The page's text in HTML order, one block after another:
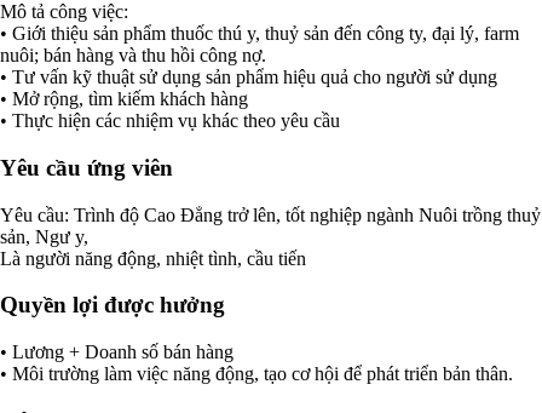
Mô tả công việc:
• Giới thiệu sản phẩm thuốc thú y, thuỷ sản đến công ty, đại lý, farm
nuôi; bán hàng và thu hồi công nợ.
• Tư vấn kỹ thuật sử dụng sản phẩm hiệu quả cho người sử dụng
• Mở rộng, tìm kiếm khách hàng
• Thực hiện các nhiệm vụ khác theo yêu cầu
Yêu cầu ứng viên
Yêu cầu: Trình độ Cao Đẳng trở lên, tốt nghiệp ngành Nuôi trồng thuỷ
sản, Ngư y,
Là người năng động, nhiệt tình, cầu tiến
Quyền lợi được hưởng
• Lương + Doanh số bán hàng
• Môi trường làm việc năng động, tạo cơ hội để phát triển bản thân.